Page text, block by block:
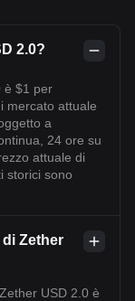
2.0?
è $1 per
mercato attuale
a
24 ore su
attuale di
storici sono
Zether
USD 2.0 è